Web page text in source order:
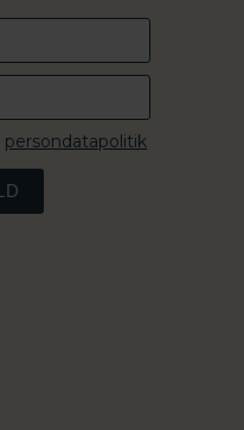
persondatapolitik